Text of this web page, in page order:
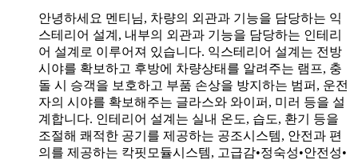
안녕하세요 멘티님, 차량의 외관과 기능을 담당하는 익
스테리어 설계, 내부의 외관과 기능을 담당하는 인테리
어 설계로 이루어져 있습니다. 익스테리어 설계는 전방
시야를 확보하고 후방에 차량상태를 알려주는 램프, 충
돌 시 승객을 보호하고 부품 손상을 방지하는 범퍼, 운전
자의 시야를 확보해주는 글라스와 와이퍼, 미러 등을 설
계합니다. 인테리어 설계는 실내 온도, 습도, 환기 등을
조절해 쾌적한 공기를 제공하는 공조시스템, 안전과 편
의를 제공하는 칵핏모듈시스템, 고급감•정숙성•안전성•